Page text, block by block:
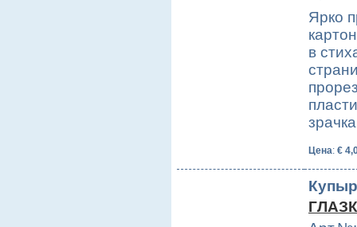
Ярко
в
Цена: €